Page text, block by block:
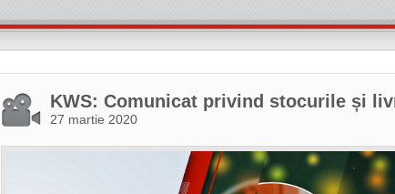
KWS: Comunicat privind stocurile și
27 martie 2020